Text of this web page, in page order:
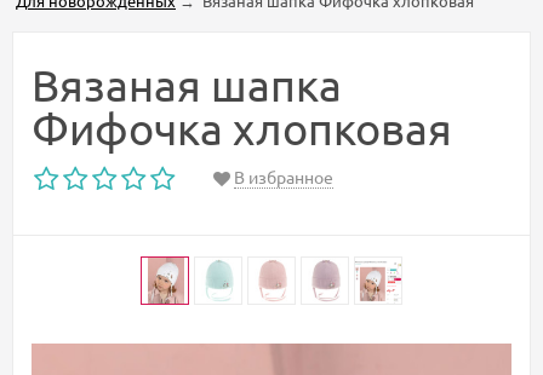
Вязаная шапка
Фифочка хлопковая
В избранное